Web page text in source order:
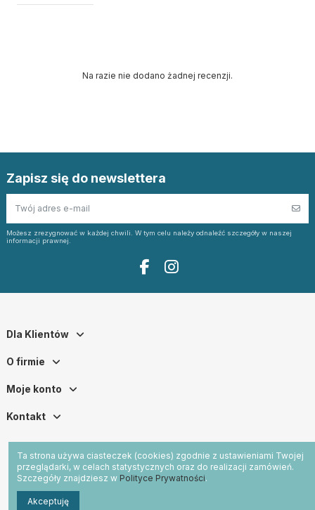
Na razie nie dodano żadnej recenzji.
Zapisz się do newslettera
Możesz zrezygnować w każdej chwili. W tym celu należy odnaleźć szczegóły w naszej
informacji prawnej.
Dla Klientów
O firmie
Moje konto
Kontakt
Ta strona używa ciasteczek (cookies) zgodnie z ustawieniami Twojej
przeglądarki, w celach statystycznych oraz do realizacji zamówień.
Szczegóły znajdziesz w Polityce Prywatności.
Akceptuję